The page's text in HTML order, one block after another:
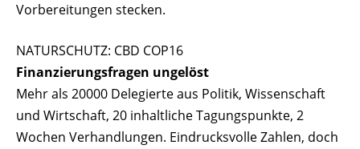
Vorbereitungen stecken.
NATURSCHUTZ: CBD COP16
Finanzierungsfragen ungelöst
Mehr als 20000 Delegierte aus Politik, Wissenschaft
und Wirtschaft, 20 inhaltliche Tagungspunkte, 2
Wochen Verhandlungen. Eindrucksvolle Zahlen, doch